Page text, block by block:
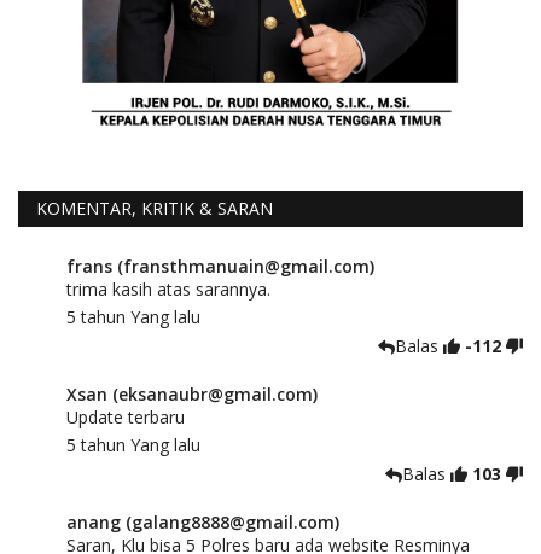
KOMENTAR, KRITIK & SARAN
frans (fransthmanuain@gmail.com)
trima kasih atas sarannya.
5 tahun Yang lalu
Balas
-112
Xsan (eksanaubr@gmail.com)
Update terbaru
5 tahun Yang lalu
Balas
103
anang (galang8888@gmail.com)
Saran, Klu bisa 5 Polres baru ada website Resminya